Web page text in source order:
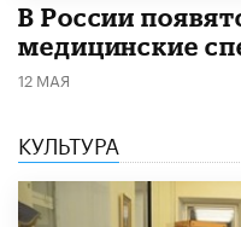
В России
медицинские
12 МАЯ
КУЛЬТУРА